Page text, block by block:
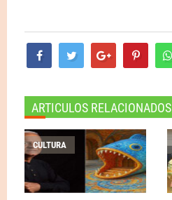
ARTICULOS RELACIONADOS
CULTURA